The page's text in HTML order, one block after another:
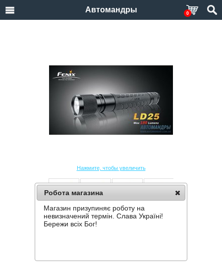
Автомандры 0
Нажмите, чтобы увеличить
ФОНАРЬ FENIX LD25 R4
Робота магазина
Магазин призупиняє роботу на
невизначений термін. Слава Україні!
Бережи всіх Бог!